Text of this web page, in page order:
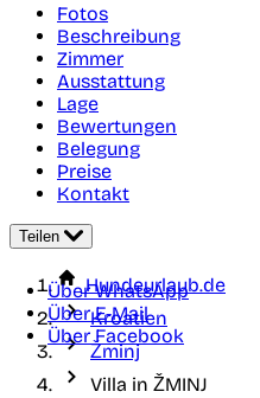
Fotos
Beschreibung
Zimmer
Ausstattung
Lage
Bewertungen
Belegung
Preise
Kontakt
Teilen
Über WhatsApp
Über E-Mail
Über Facebook
Hundeurlaub.de
Kroatien
Žminj
Villa in ŽMINJ